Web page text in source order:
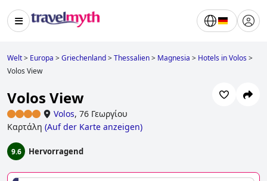
Welt> Europa >Griechenland>Thessalien> Magnesia > Hotels in Volos>
Volos View
Volos View
Volos, 76 Γεωργίου
Καρτάλη (Auf der Karte anzeigen)
9.6 Hervorragend